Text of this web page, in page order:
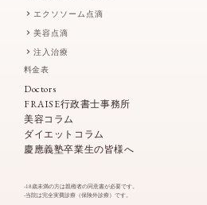
エクソソーム点滴
美容点滴
注入治療
料金表
Doctors
FRAISE行政書士事務所
美容コラム
ダイエットコラム
慶應義塾卒業生の皆様へ
-18歳未満の方は親権者の同意書が必要です。
-当院は完全実費診療（保険外診療）です。